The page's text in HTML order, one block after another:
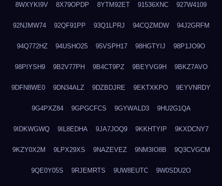
8WXYKI9V 8X79OPDP 8YTM92ET 91536XNC 927W4109
92NJMW74 92QF91PP 93Q1LPRJ 94CQZMDW 94J2GRFM
94Q772HZ 94USHO25 95VSPH17 98HGTYIJ 98P1JO9O
98PIYSH9 9B2V77PH 9B4CT9PZ 9BEYVG9H 9BKZ7AVO
9DFN8WE0 9DN34ALZ 9DZBDJRE 9EKTXKPO 9EYVNRDY
9G4PXZ84 9GPGCFCS 9GYWALD3 9HU2G1QA
9IDKWGWQ 9IL8EDHA 9JA7JOQ9 9KKHTYIP 9KXDCNY7
9KZY0X2M 9LPX29XS 9NAZEVEZ 9NM3IO8B 9Q3CVGCM
9QE0Y05S 9RJEMRTS 9UW8EUTC 9W0SDU2O